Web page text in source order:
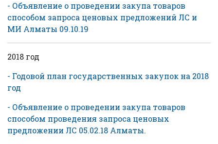
- Объявление о проведении закупа товаров
способом запроса ценовых предложений ЛС и
МИ Алматы 09.10.19
2018 год
- Годовой план государственных закупок на 2018
год
- Объявление о проведении закупа товаров
способом проведения запроса ценовых
предложении ЛС 05.02.18 Алматы.